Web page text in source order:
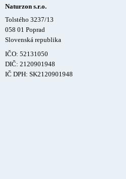
Naturzon s.r.o.
Tolstého 3237/13
058 01 Poprad
Slovenská republika
IČO: 52131050
DIČ: 2120901948
IČ DPH: SK2120901948